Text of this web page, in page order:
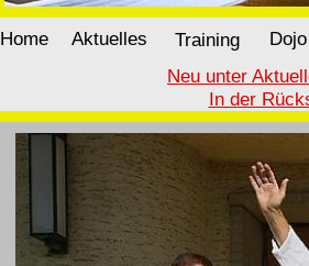
Home Aktuelles Training Dojo
Neu unter
In der